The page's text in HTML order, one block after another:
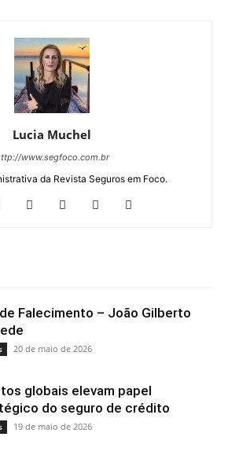
Lucia Muchel
www.segfoco.com.br
da Revista Seguros em Foco.
Falecimento – João Gilberto
20 de maio de 2026
globais elevam papel
do seguro de crédito
19 de maio de 2026